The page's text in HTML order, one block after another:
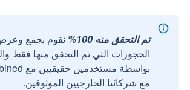
تم التحقق منه 100%
نقوم بجمع
الحجوزات التي تم التحقق منها فقط
مع شركائنا الخارجيين الموثوقين.